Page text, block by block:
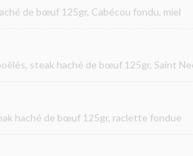
de bœuf 125gr, Cabécou fondu, miel
steak haché de bœuf 125gr, Saint
haché de bœuf 125gr, raclette fondue